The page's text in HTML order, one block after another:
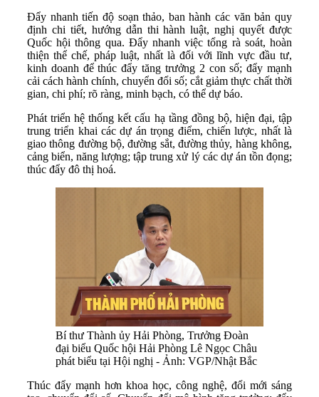
Đẩy nhanh tiến độ soạn thảo, ban hành các văn bản quy
định chi tiết, hướng dẫn thi hành luật, nghị quyết được
Quốc hội thông qua. Đẩy nhanh việc tổng rà soát, hoàn
thiện thể chế, pháp luật, nhất là đối với lĩnh vực đầu tư,
kinh doanh để thúc đẩy tăng trưởng 2 con số; đẩy mạnh
cải cách hành chính, chuyển đổi số; cắt giảm thực chất thời
gian, chi phí; rõ ràng, minh bạch, có thể dự báo.
Phát triển hệ thống kết cấu hạ tầng đồng bộ, hiện đại, tập
trung triển khai các dự án trọng điểm, chiến lược, nhất là
giao thông đường bộ, đường sắt, đường thủy, hàng không,
cảng biển, năng lượng; tập trung xử lý các dự án tồn đọng;
thúc đẩy đô thị hoá.
Bí thư Thành ủy Hải Phòng, Trưởng Đoàn
đại biểu Quốc hội Hải Phòng Lê Ngọc Châu
phát biểu tại Hội nghị - Ảnh: VGP/Nhật Bắc
Thúc đẩy mạnh hơn khoa học, công nghệ, đổi mới sáng